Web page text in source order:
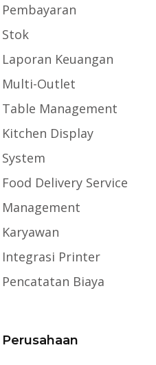
Pembayaran
Stok
Laporan Keuangan
Multi-Outlet
Table Management
Kitchen Display
System
Food Delivery Service
Management
Karyawan
Integrasi Printer
Pencatatan Biaya
Perusahaan